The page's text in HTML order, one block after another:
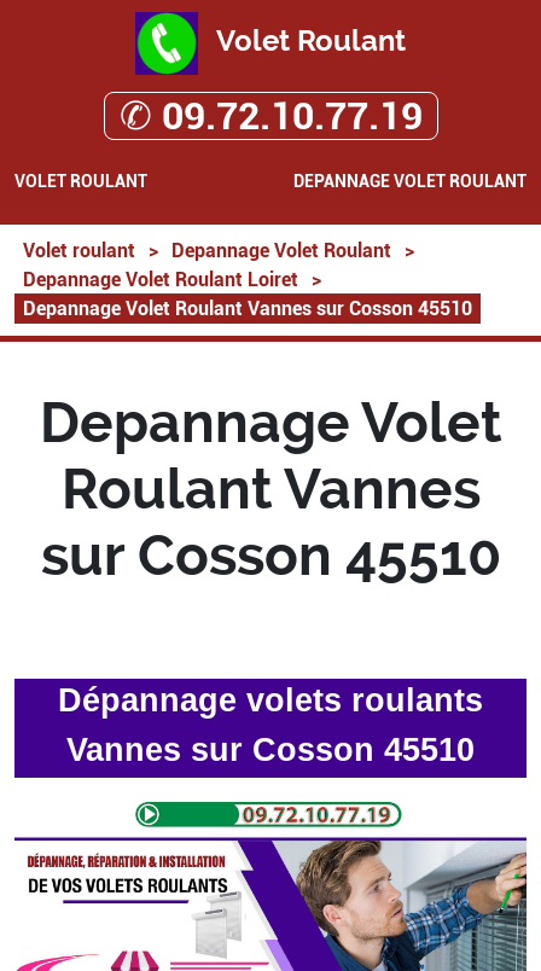
Volet Roulant
✆ 09.72.10.77.19
VOLET ROULANT DEPANNAGE VOLET ROULANT
Volet roulant > Depannage Volet Roulant
>
Depannage Volet Roulant Loiret
>
Depannage Volet Roulant Vannes sur Cosson 45510
Depannage Volet
Roulant Vannes
sur Cosson 45510
Dépannage volets roulants
Vannes sur Cosson 45510